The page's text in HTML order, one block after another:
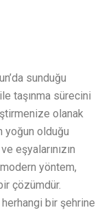
sunduğu
taşınma sürecini
olanak
yoğun olduğu
eşyalarınızın
yöntem,
çözümdür.
herhangi bir şehrine